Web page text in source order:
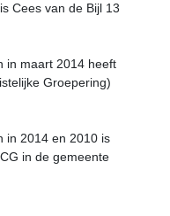
Cees van de Bijl 13
in maart 2014 heeft
Groepering)
in 2014 en 2010 is
in de gemeente